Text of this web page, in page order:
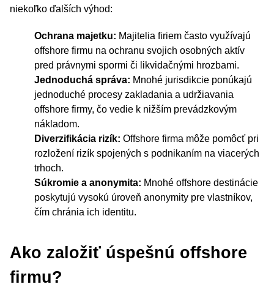
niekoľko ďalších výhod:
Ochrana majetku: Majitelia firiem často využívajú
offshore firmu na ochranu svojich osobných aktív
pred právnymi spormi či likvidačnými hrozbami.
Jednoduchá správa: Mnohé jurisdikcie ponúkajú
jednoduché procesy zakladania a udržiavania
offshore firmy, čo vedie k nižším prevádzkovým
nákladom.
Diverzifikácia rizík: Offshore firma môže pomôcť pri
rozložení rizík spojených s podnikaním na viacerých
trhoch.
Súkromie a anonymita: Mnohé offshore destinácie
poskytujú vysokú úroveň anonymity pre vlastníkov,
čím chránia ich identitu.
Ako založiť úspešnú offshore
firmu?